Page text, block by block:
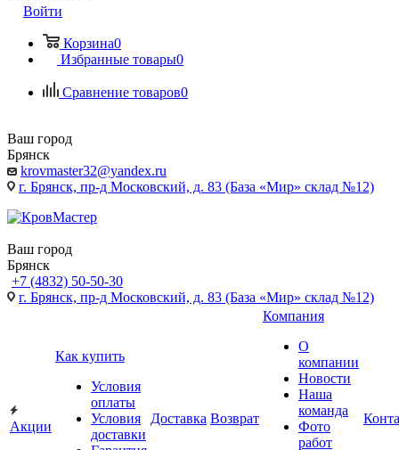
Войти
Корзина0
Избранные товары0
Сравнение товаров0
Ваш город
Брянск
krovmaster32@yandex.ru
г. Брянск, пр-д Московский, д. 83 (База «Мир» склад №12)
Ваш город
Брянск
+7 (4832) 50-50-30
г. Брянск, пр-д Московский, д. 83 (База «Мир» склад №12)
Акции
Как купить
Условия
оплаты
Условия
доставки
Доставка Возврат
Компания
О
компании
Новости
Наша
команда
Фото
работ